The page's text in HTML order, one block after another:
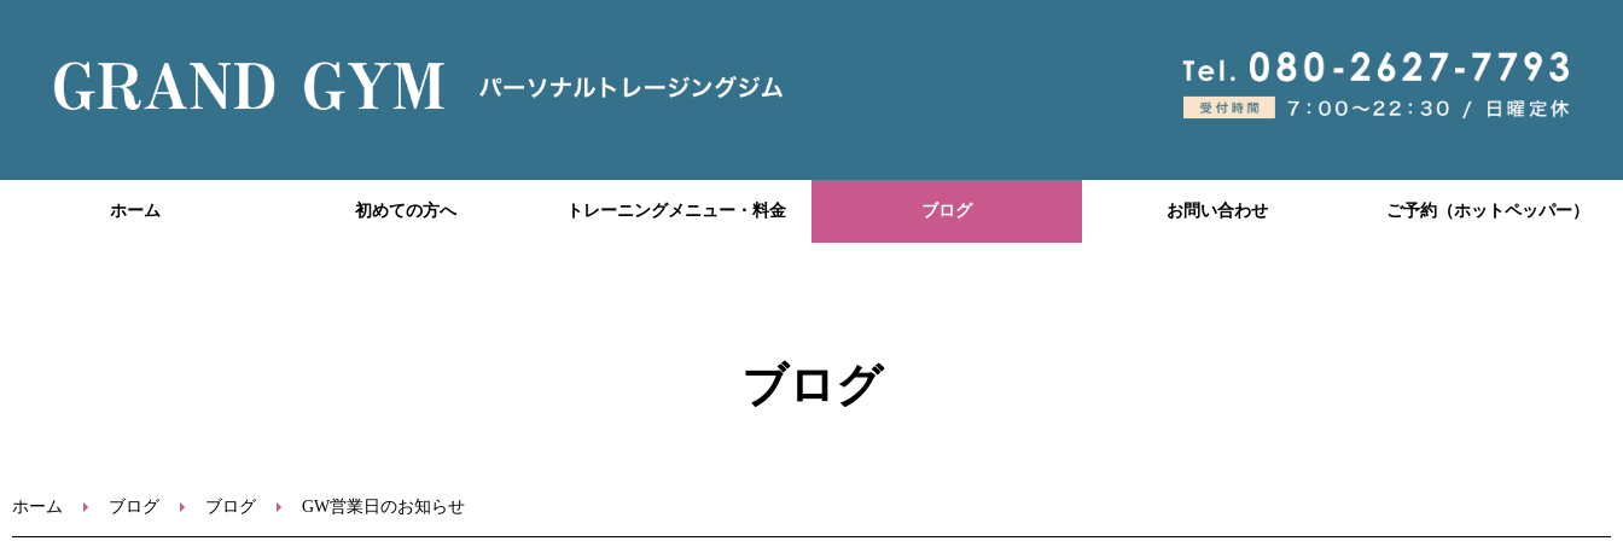
ホーム 初めての方へ トレーニングメニュー・料金 ブログ お問い合わせ ご予約（ホットペッパー）
ブログ
ホーム ブログ ブログ GW営業日のお知らせ